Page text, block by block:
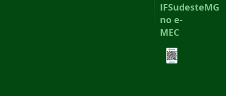
IFSudesteMG
no e-
MEC